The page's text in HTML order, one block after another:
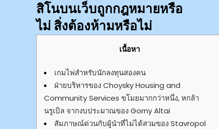
สิโนบนเว็บถูกกฎหมายหรือ
ไม่ สิ่งต้องห้ามหรือไม่
เนื้อหา
เกมไพ่สำหรับนักลงทุนสองคน
ฝ่ายบริหารของ Choysky Housing and
Community Services ขโมยมากกว่าหนึ่ง, หกล้า
นรูเบิล จากงบประมาณของ Gorny Altai
สัมภาษณ์ด่วนกับผู้นำที่ไม่ได้สวมของ Stavropol